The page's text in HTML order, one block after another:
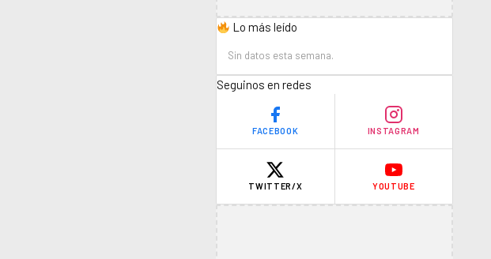
Lo más leído
Sin datos esta semana.
Seguinos en redes
FACEBOOK INSTAGRAM
TWITTER/X YOUTUBE